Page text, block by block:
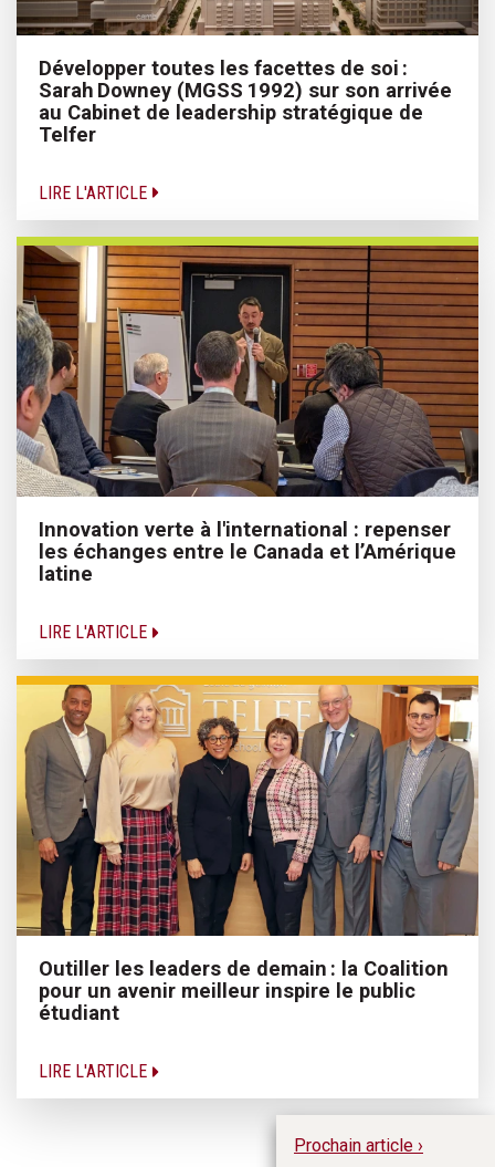
Développer toutes les facettes de soi :
Sarah Downey (MGSS 1992) sur son arrivée
au Cabinet de leadership stratégique de
Telfer
LIRE L'ARTICLE
Innovation verte à l'international : repenser
les échanges entre le Canada et l’Amérique
latine
LIRE L'ARTICLE
Outiller les leaders de demain : la Coalition
pour un avenir meilleur inspire le public
étudiant
LIRE L'ARTICLE
Prochain article ›